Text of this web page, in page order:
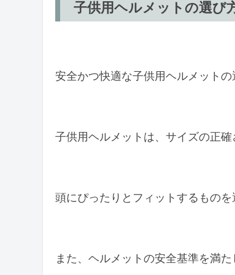
子供用ヘルメットの選び
安全かつ快適な子供用ヘルメットの
子供用ヘルメットは、サイズの正確
頭にぴったりとフィットするもの
また、ヘルメットの安全基準を満